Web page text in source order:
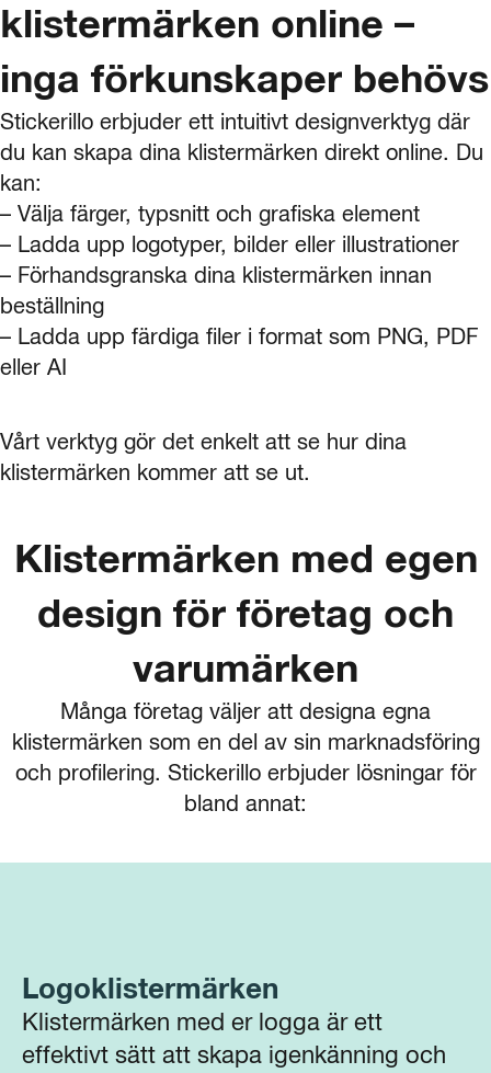
klistermärken online –
inga förkunskaper behövs
Stickerillo erbjuder ett intuitivt designverktyg där
du kan skapa dina klistermärken direkt online. Du
kan:
– Välja färger, typsnitt och grafiska element
– Ladda upp logotyper, bilder eller illustrationer
– Förhandsgranska dina klistermärken innan
beställning
– Ladda upp färdiga filer i format som PNG, PDF
eller AI
Vårt verktyg gör det enkelt att se hur dina
klistermärken kommer att se ut.
Klistermärken med egen
design för företag och
varumärken
Många företag väljer att designa egna
klistermärken som en del av sin marknadsföring
och profilering. Stickerillo erbjuder lösningar för
bland annat:
Logoklistermärken
Klistermärken med er logga är ett
effektivt sätt att skapa igenkänning och